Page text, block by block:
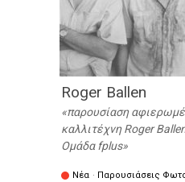
Roger Ballen
παρουσίαση
καλλιτέχνη Roger
Ομάδα fplus
Νέα · Παρουσιάσεις